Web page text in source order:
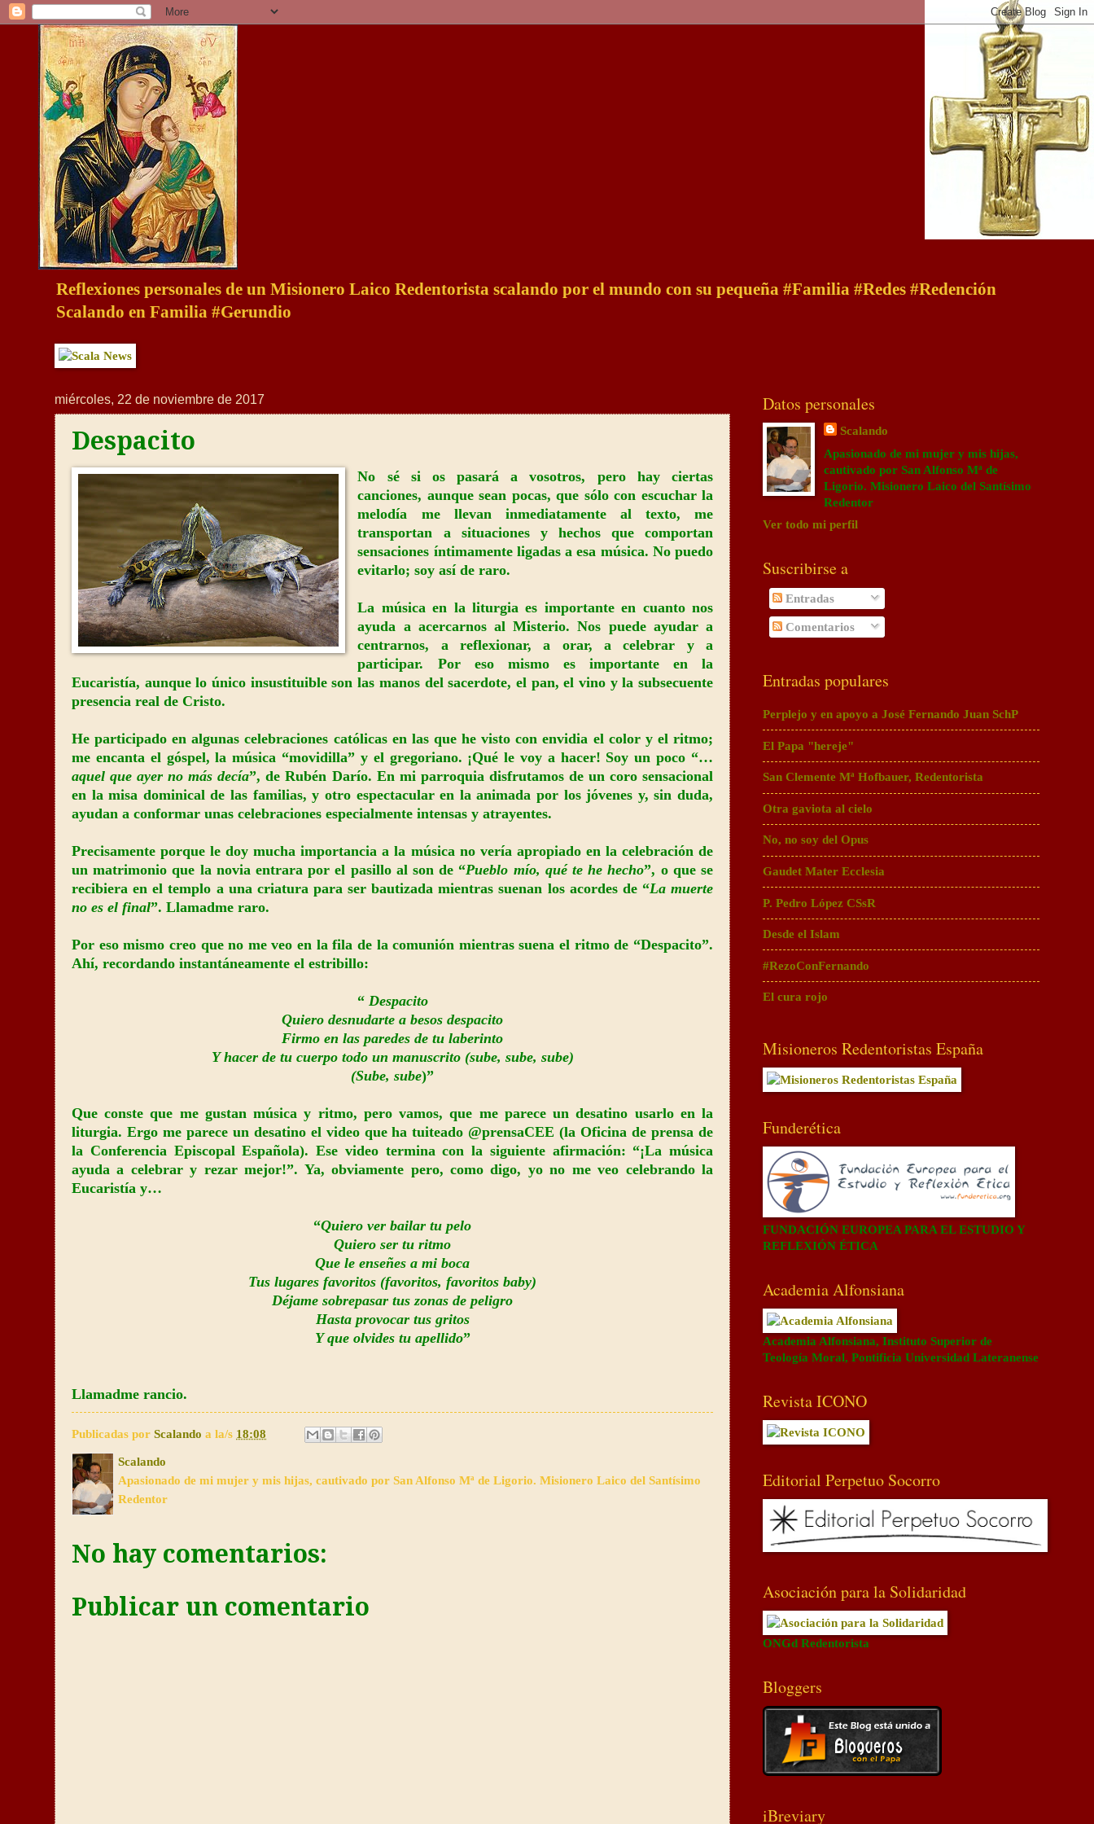
Reflexiones personales de un Misionero Laico Redentorista scalando por el mundo con su pequeña #Familia #Redes #Redención
Scalando en Familia #Gerundio
miércoles, 22 de noviembre de 2017
Despacito
No sé si os pasará a vosotros, pero hay ciertas
canciones, aunque sean pocas, que sólo con escuchar la
melodía me llevan inmediatamente al texto, me
transportan a situaciones y hechos que comportan
sensaciones íntimamente ligadas a esa música. No puedo
evitarlo; soy así de raro.
La música en la liturgia es importante en cuanto nos
ayuda a acercarnos al Misterio. Nos puede ayudar a
centrarnos, a reflexionar, a orar, a celebrar y a
participar. Por eso mismo es importante en la
Eucaristía, aunque lo único insustituible son las manos del sacerdote, el pan, el vino y la subsecuente
presencia real de Cristo.
He participado en algunas celebraciones católicas en las que he visto con envidia el color y el ritmo;
me encanta el góspel, la música “movidilla” y el gregoriano. ¡Qué le voy a hacer! Soy un poco “…
aquel que ayer no más decía”, de Rubén Darío. En mi parroquia disfrutamos de un coro sensacional
en la misa dominical de las familias, y otro espectacular en la animada por los jóvenes y, sin duda,
ayudan a conformar unas celebraciones especialmente intensas y atrayentes.
Precisamente porque le doy mucha importancia a la música no vería apropiado en la celebración de
un matrimonio que la novia entrara por el pasillo al son de “Pueblo mío, qué te he hecho”, o que se
recibiera en el templo a una criatura para ser bautizada mientras suenan los acordes de “La muerte
no es el final”. Llamadme raro.
Por eso mismo creo que no me veo en la fila de la comunión mientras suena el ritmo de “Despacito”.
Ahí, recordando instantáneamente el estribillo:
“ Despacito
Quiero desnudarte a besos despacito
Firmo en las paredes de tu laberinto
Y hacer de tu cuerpo todo un manuscrito (sube, sube, sube)
(Sube, sube)”
Que conste que me gustan música y ritmo, pero vamos, que me parece un desatino usarlo en la
liturgia. Ergo me parece un desatino el video que ha tuiteado @prensaCEE (la Oficina de prensa de
la Conferencia Episcopal Española). Ese video termina con la siguiente afirmación: “¡La música
ayuda a celebrar y rezar mejor!”. Ya, obviamente pero, como digo, yo no me veo celebrando la
Eucaristía y…
“Quiero ver bailar tu pelo
Quiero ser tu ritmo
Que le enseñes a mi boca
Tus lugares favoritos (favoritos, favoritos baby)
Déjame sobrepasar tus zonas de peligro
Hasta provocar tus gritos
Y que olvides tu apellido”
Llamadme rancio.
Publicadas por Scalando a la/s 18:08
Scalando
Apasionado de mi mujer y mis hijas, cautivado por San Alfonso Mª de Ligorio. Misionero Laico del Santísimo
Redentor
No hay comentarios:
Publicar un comentario
Datos personales
Scalando
Apasionado de mi mujer y mis hijas,
cautivado por San Alfonso Mª de
Ligorio. Misionero Laico del Santísimo
Redentor
Ver todo mi perfil
Suscribirse a
Entradas
Comentarios
Entradas populares
Perplejo y en apoyo a José Fernando Juan SchP
El Papa "hereje"
San Clemente Mª Hofbauer, Redentorista
Otra gaviota al cielo
No, no soy del Opus
Gaudet Mater Ecclesia
P. Pedro López CSsR
Desde el Islam
#RezoConFernando
El cura rojo
Misioneros Redentoristas España
Funderética
FUNDACIÓN EUROPEA PARA EL ESTUDIO Y
REFLEXIÓN ÉTICA
Academia Alfonsiana
Academia Alfonsiana, Instituto Superior de
Teología Moral, Pontificia Universidad Lateranense
Revista ICONO
Editorial Perpetuo Socorro
Asociación para la Solidaridad
ONGd Redentorista
Bloggers
iBreviary